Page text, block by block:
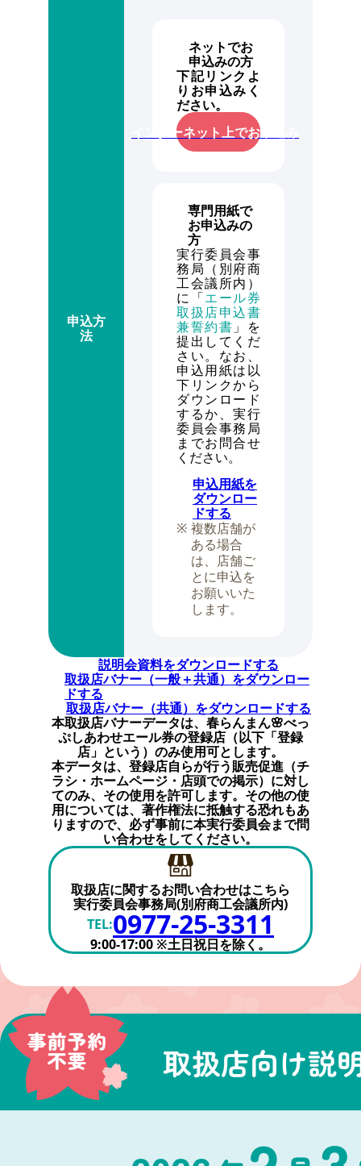
申込方
法
ネットでお
申込みの方
下記リンクよ
りお申込みく
ださい。
インターネット上でお申込み
専門用紙で
お申込みの
方
実行委員会事
務局（別府商
工会議所内）
に「エール券
取扱店申込書
兼誓約書 」を
提出してくだ
さい。なお、
申込用紙は以
下リンクから
ダウンロード
するか、実行
委員会事務局
までお問合せ
ください。
申込用紙を
ダウンロー
ドする
複数店舗が
ある場合
は、店舗ご
とに申込を
お願いいた
します。
説明会資料をダウンロードする
取扱店バナー（一般＋共通）をダウンロー
ドする
取扱店バナー（共通）をダウンロードする
本取扱店バナーデータは、春らんまん🌸べっ
ぷしあわせエール券の登録店 （以下「登録
店」という）のみ使用可とします。
本データは、登録店自らが行う販売促進（チ
ラシ・ホームページ・店頭での掲示）に対し
てのみ、 その使用を許可します。その他の使
用については、著作権法に抵触する恐れもあ
りますので、 必ず事前に本実行委員会まで問
い合わせをしてください。
取扱店に関するお問い合わせはこちら
実行委員会事務局(別府商工会議所内)
TEL:0977-25-3311
9:00-17:00 ※土日祝日を除く。